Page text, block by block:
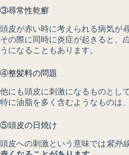
③尋常性乾癬
頭皮が赤い時に考えられる病気が
その際に同時に炎症が起きると、
うになることもあります。
④整髪料の問題
他にも頭皮に刺激になるものとして
特に油脂を多く含むようなものは
⑤頭皮の日焼け
頭皮への刺激という意味では紫外